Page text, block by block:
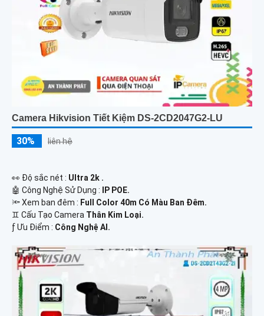
Camera Hikvision Tiết Kiệm DS-2CD2047G2-LU
30% liên hệ
️👀 Độ sắc nét : Ultra 2k .
🤖️ Công Nghệ Sử Dụng :
IP POE.
🔦 Xem ban đêm : Full Color 40m Có Màu Ban Đêm.
♊ Cấu Tạo Camera Thân Kim Loại.
️ƒ Ưu Điểm : Công Nghệ AI.